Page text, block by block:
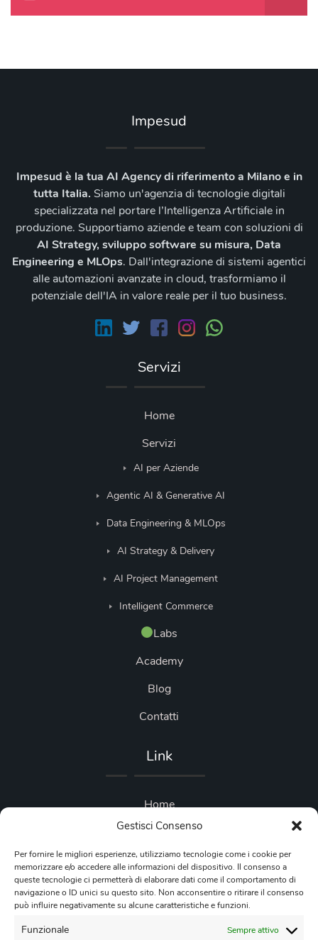
Gestisci Consenso
Per fornire le migliori esperienze, utilizziamo tecnologie come i cookie per
memorizzare e/o accedere alle informazioni del dispositivo. Il consenso a
queste tecnologie ci permetterà di elaborare dati come il comportamento di
navigazione o ID unici su questo sito. Non acconsentire o ritirare il consenso
può influire negativamente su alcune caratteristiche e funzioni.
Funzionale Sempre attivo
Impesud
Impesud è la tua AI Agency di riferimento a Milano e in
tutta Italia. Siamo un'agenzia di tecnologie digitali
specializzata nel portare l’Intelligenza Artificiale in
produzione. Supportiamo aziende e team con soluzioni di
AI Strategy, sviluppo software su misura, Data
Engineering e MLOps. Dall'integrazione di sistemi agentici
alle automazioni avanzate in cloud, trasformiamo il
potenziale dell'IA in valore reale per il tuo business.
Servizi
Home
Servizi
AI per Aziende
Agentic AI & Generative AI
Data Engineering & MLOps
AI Strategy & Delivery
AI Project Management
Intelligent Commerce
Labs
Academy
Blog
Contatti
Link
Home
Blog
Privacy Policy
Cookie Policy